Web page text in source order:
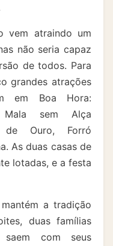
vem atraindo um
não seria capaz
de todos. Para
grandes atrações
em Boa Hora:
Mala sem Alça
de Ouro, Forró
As duas casas de
lotadas, e a festa
a tradição
duas famílias
saem com seus